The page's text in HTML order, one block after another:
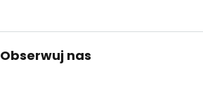
Obserwuj nas